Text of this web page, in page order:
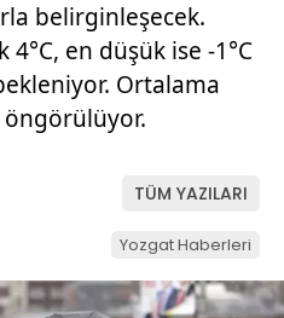
belirginleşecek.
4°C, en düşük ise -1°C
Ortalama
öngörülüyor.
TÜM YAZILARI
Yozgat Haberleri